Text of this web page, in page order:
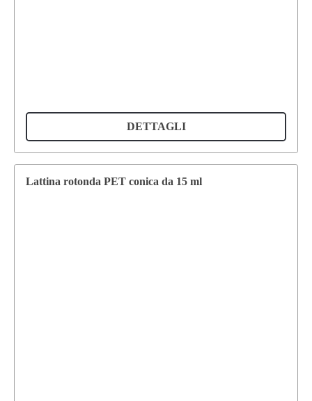
DETTAGLI
Lattina rotonda PET conica da 15 ml